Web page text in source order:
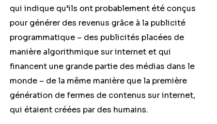
qui indique qu’ils ont probablement été conçus
pour générer des revenus grâce à la publicité
programmatique – des publicités placées de
manière algorithmique sur internet et qui
financent une grande partie des médias dans le
monde – de la même manière que la première
génération de fermes de contenus sur internet,
qui étaient créées par des humains.